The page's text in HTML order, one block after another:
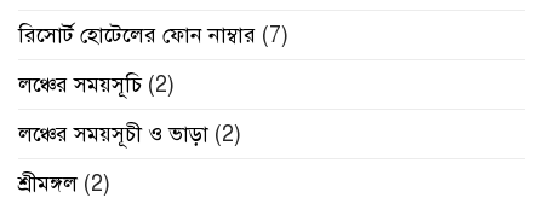
রিসোর্ট হোটেলের ফোন নাম্বার (7)
লঞ্চের সময়সূচি(2)
লঞ্চের সময়সূচী ও ভাড়া (2)
শ্রীমঙ্গল(2)